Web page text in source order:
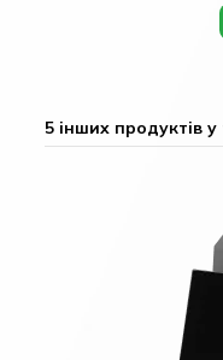
5 інших продуктів у